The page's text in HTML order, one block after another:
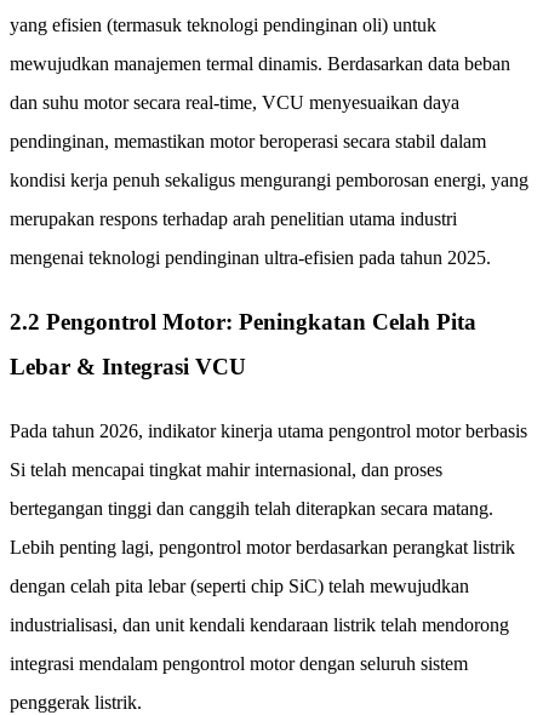
yang efisien (termasuk teknologi pendinginan oli) untuk
mewujudkan manajemen termal dinamis. Berdasarkan data beban
dan suhu motor secara real-time, VCU menyesuaikan daya
pendinginan, memastikan motor beroperasi secara stabil dalam
kondisi kerja penuh sekaligus mengurangi pemborosan energi, yang
merupakan respons terhadap arah penelitian utama industri
mengenai teknologi pendinginan ultra-efisien pada tahun 2025.
2.2 Pengontrol Motor: Peningkatan Celah Pita
Lebar & Integrasi VCU
Pada tahun 2026, indikator kinerja utama pengontrol motor berbasis
Si telah mencapai tingkat mahir internasional, dan proses
bertegangan tinggi dan canggih telah diterapkan secara matang.
Lebih penting lagi, pengontrol motor berdasarkan perangkat listrik
dengan celah pita lebar (seperti chip SiC) telah mewujudkan
industrialisasi, dan unit kendali kendaraan listrik telah mendorong
integrasi mendalam pengontrol motor dengan seluruh sistem
penggerak listrik.